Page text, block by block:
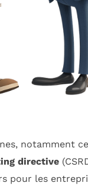
notamment
directive
pour les